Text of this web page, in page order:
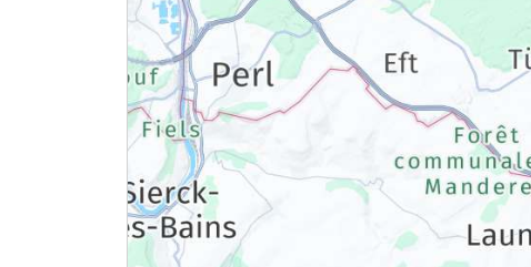
Ausstattung
Zusatznächte
Für 4 Tage